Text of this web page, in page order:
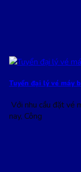
Tuyển đại lý vé máy
Với nhu cầu đặt vé
nay, Công